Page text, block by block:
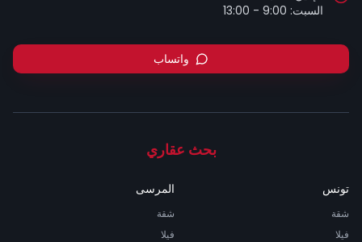
السبت: 9:00 - 13:00
واتساب
بحث عقاري
تونس
شقة
فيلا
المرسى
شقة
فيلا